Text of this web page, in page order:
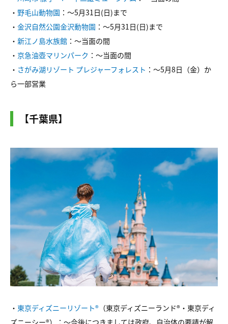
・ 野毛山動物園 ：～5月31日(日)まで
・ 金沢自然公園金沢動物園 ：～5月31日(日)まで
・ 新江ノ島水族館 ：～当面の間
・ 京急油壺マリンパーク ：～当面の間
・ さがみ湖リゾート プレジャーフォレスト ：～5月8日（金）か
ら一部営業
【千葉県】
・ 東京ディズニーリゾート® （東京ディズニーランド®・東京ディ